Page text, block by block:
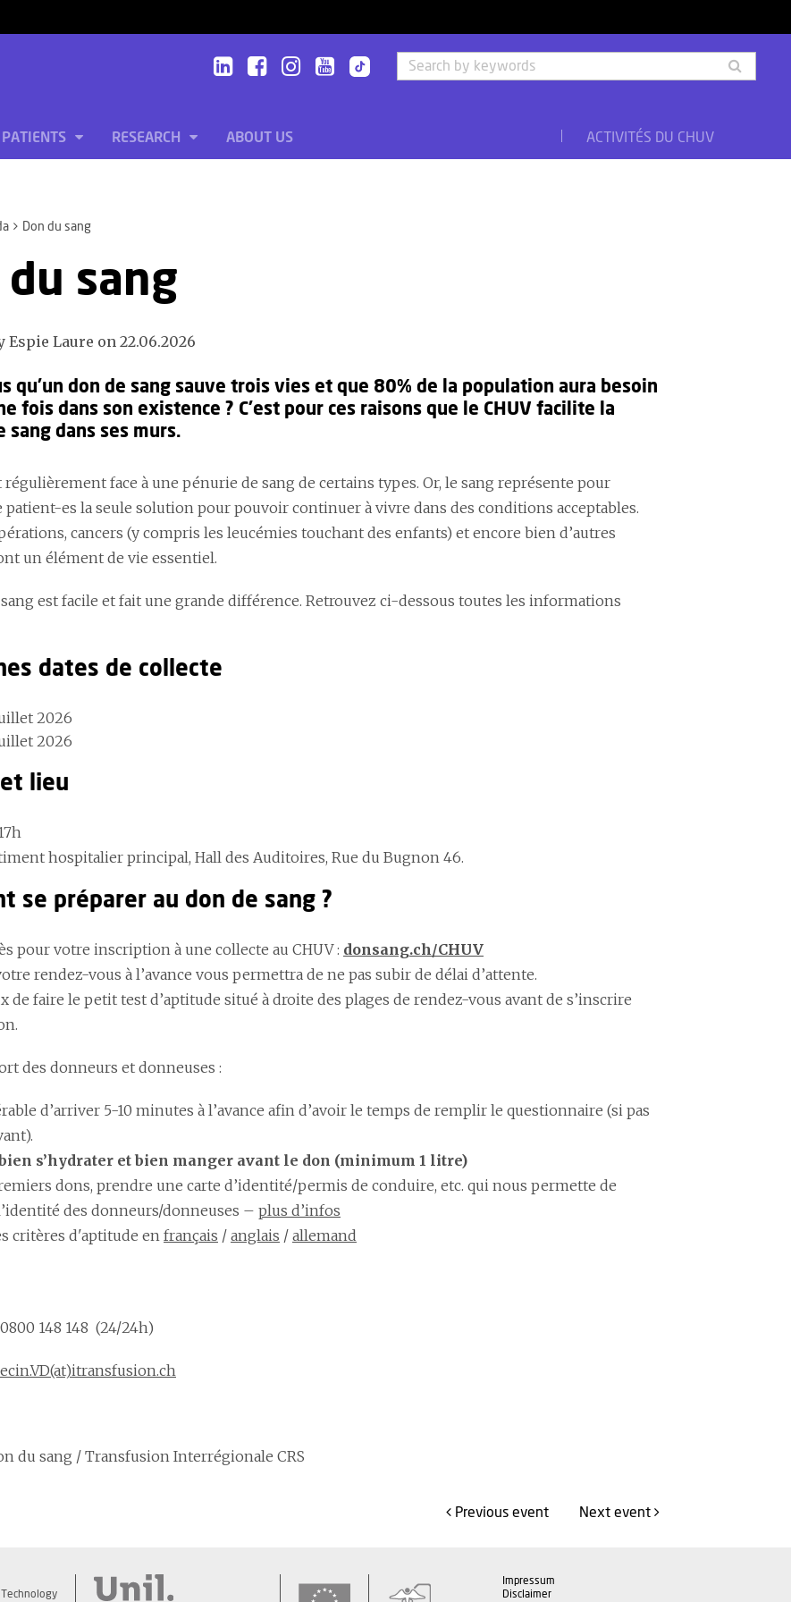
PATIENTS RESEARCH ABOUT US ACTIVITÉS DU CHUV
Don du sang
du sang
Espie Laure on 22.06.2026
qu’un don de sang sauve trois vies et que 80% de la population aura besoin
fois dans son existence ? C'est pour ces raisons que le CHUV facilite la
sang dans ses murs.
régulièrement face à une pénurie de sang de certains types. Or, le sang représente pour
patient-es la seule solution pour pouvoir continuer à vivre dans des conditions acceptables.
cancers (y compris les leucémies touchant des enfants) et encore bien d’autres
un élément de vie essentiel.
est facile et fait une grande différence. Retrouvez ci-dessous toutes les informations
dates de collecte
2026
2026
lieu
hospitalier principal, Hall des Auditoires, Rue du Bugnon 46.
se préparer au don de sang ?
pour votre inscription à une collecte au CHUV : donsang.ch/CHUV
rendez-vous à l’avance vous permettra de ne pas subir de délai d’attente.
de faire le petit test d’aptitude situé à droite des plages de rendez-vous avant de s’inscrire
des donneurs et donneuses :
d’arriver 5-10 minutes à l’avance afin d’avoir le temps de remplir le questionnaire (si pas
s’hydrater et bien manger avant le don (minimum 1 litre)
dons, prendre une carte d’identité/permis de conduire, etc. qui nous permette de
des donneurs/donneuses – plus d’infos
critères d'aptitude en français / anglais / allemand
148 148 (24/24h)
du sang / Transfusion Interrégionale CRS
Previous event Next event
Technology
Impressum
Disclaimer